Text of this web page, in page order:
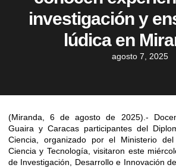
investigación y
lúdica en
agosto 7, 2025
(Miranda, 6 de agosto de 2025).-
Guaira y Caracas participantes del
Ciencia, organizado por el Ministerio
Ciencia y Tecnología, visitaron este
de Investigación, Desarrollo e Innovación